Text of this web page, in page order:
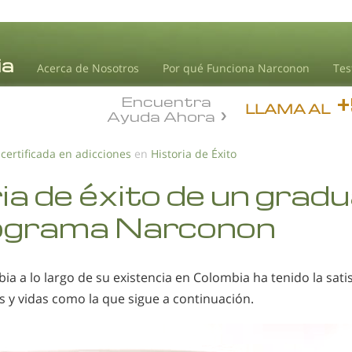
Acerca de Nosotros Por qué Funciona Narconon
LLAMA AL
Encuentra
Ayuda Ahora
en adicciones en Historia de Éxito
de éxito de un
Narconon
a lo largo de su existencia en Colombia ha tenido la
y vidas como la que sigue a continuación.